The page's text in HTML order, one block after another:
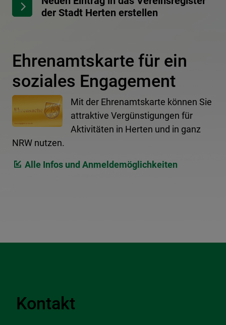
der Stadt Herten erstellen
Ehrenamtskarte für ein
soziales Engagement
Mit der Ehrenamtskarte können Sie
attraktive Vergünstigungen für
Aktivitäten in Herten und in ganz
NRW nutzen.
Alle Infos und Anmeldemöglichkeiten
Kontakt